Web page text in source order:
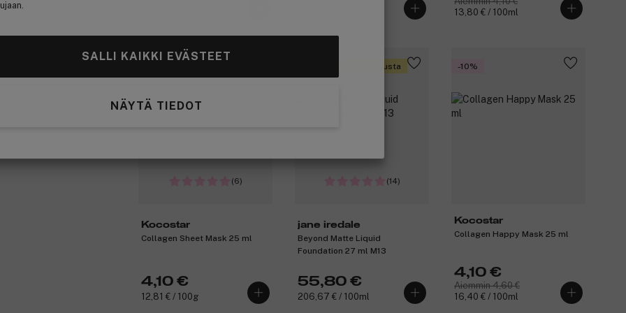
SALLI KAIKKI EVÄSTEET
NÄYTÄ TIEDOT
13,80 € / 100ml
(6)
Kocostar
Collagen Sheet Mask 25 ml
4,10 €
12,81 € / 100g
Ansaitse 5,60 € bonusta
(14)
jane iredale
Beyond Matte Liquid
Foundation 27 ml M13
55,80 €
206,67 € / 100ml
-10%
Kocostar
Collagen Happy Mask 25 ml
4,10 €
Aiemmin 4,60 €
16,40 € / 100ml